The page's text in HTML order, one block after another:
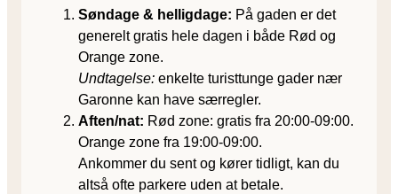
Søndage & helligdage: På gaden er det
generelt gratis hele dagen i både Rød og
Orange zone.
Undtagelse: enkelte turisttunge gader nær
Garonne kan have særregler.
Aften/nat: Rød zone: gratis fra 20:00-09:00.
Orange zone fra 19:00-09:00.
Ankommer du sent og kører tidligt, kan du
altså ofte parkere uden at betale.